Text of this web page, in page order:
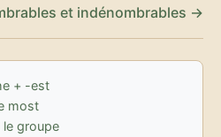
et indénombrables →
+ -est
most
groupe